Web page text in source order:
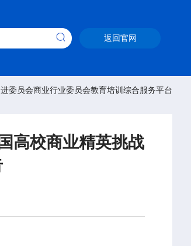
返回官网
委员会商业行业委员会教育培训综合服务平台
高校商业精英挑战